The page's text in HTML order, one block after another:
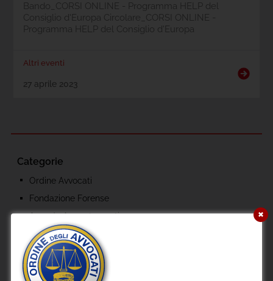
Bando_CORSI ONLINE - Programma HELP del
Consiglio d'Europa Circolare_CORSI ONLINE -
Programma HELP del Consiglio d'Europa
Altri eventi
27 aprile 2023
Categorie
Ordine Avvocati
Fondazione Forense
Agenda Appuntamenti
Altri eventi
Iniziative Culturali
Altri Eventi Formativi
✖